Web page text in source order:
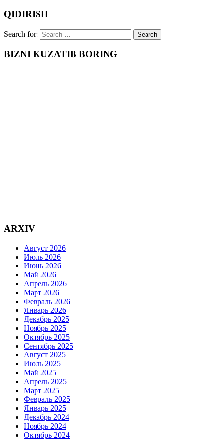
QIDIRISH
Search for:
BIZNI KUZATIB BORING
ARXIV
Август 2026
Июль 2026
Июнь 2026
Май 2026
Апрель 2026
Март 2026
Февраль 2026
Январь 2026
Декабрь 2025
Ноябрь 2025
Октябрь 2025
Сентябрь 2025
Август 2025
Июль 2025
Май 2025
Апрель 2025
Март 2025
Февраль 2025
Январь 2025
Декабрь 2024
Ноябрь 2024
Октябрь 2024